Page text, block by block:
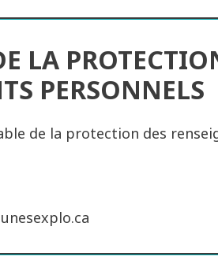
LA
PERSONNELS
de la protection des